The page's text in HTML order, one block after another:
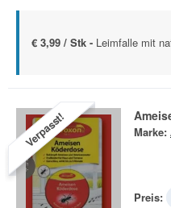
€ 3,99 / Stk - Leimfalle mit
Verpasst! Marke:
Preis: